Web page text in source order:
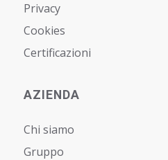
Privacy
Cookies
Certificazioni
AZIENDA
Chi siamo
Gruppo